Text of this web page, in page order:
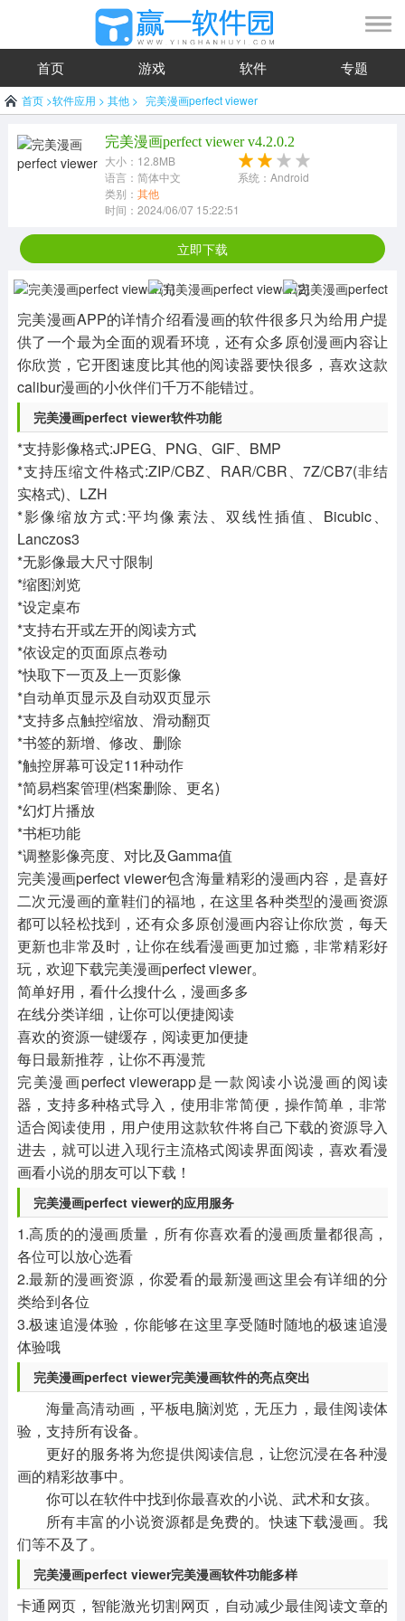
首页 游戏 软件 专题
首页 >软件应用 > 其他 > 完美漫画perfect viewer
完美漫画perfect viewer v4.2.0.2
大小：12.8MB
语言：简体中文
系统：Android
类别： 其他
时间：2024/06/07 15:22:51
立即下载
完美漫画APP的详情介绍看漫画的软件很多只为给用户提
供了一个最为全面的观看环境，还有众多原创漫画内容让
你欣赏，它开图速度比其他的阅读器要快很多，喜欢这款
calibur漫画的小伙伴们千万不能错过。
完美漫画perfect viewer软件功能
*支持影像格式:JPEG、PNG、GIF、BMP
*支持压缩文件格式:ZIP/CBZ、RAR/CBR、7Z/CB7(非结
实格式)、LZH
*影像缩放方式:平均像素法、双线性插值、Bicubic、
Lanczos3
*无影像最大尺寸限制
*缩图浏览
*设定桌布
*支持右开或左开的阅读方式
*依设定的页面原点卷动
*快取下一页及上一页影像
*自动单页显示及自动双页显示
*支持多点触控缩放、滑动翻页
*书签的新增、修改、删除
*触控屏幕可设定11种动作
*简易档案管理(档案删除、更名)
*幻灯片播放
*书柜功能
*调整影像亮度、对比及Gamma值
完美漫画perfect viewer包含海量精彩的漫画内容，是喜好
二次元漫画的童鞋们的福地，在这里各种类型的漫画资源
都可以轻松找到，还有众多原创漫画内容让你欣赏，每天
更新也非常及时，让你在线看漫画更加过瘾，非常精彩好
玩，欢迎下载完美漫画perfect viewer。
简单好用，看什么搜什么，漫画多多
在线分类详细，让你可以便捷阅读
喜欢的资源一键缓存，阅读更加便捷
每日最新推荐，让你不再漫荒
完美漫画perfect viewerapp是一款阅读小说漫画的阅读
器，支持多种格式导入，使用非常简便，操作简单，非常
适合阅读使用，用户使用这款软件将自己下载的资源导入
进去，就可以进入现行主流格式阅读界面阅读，喜欢看漫
画看小说的朋友可以下载！
完美漫画perfect viewer的应用服务
1.高质的的漫画质量，所有你喜欢看的漫画质量都很高，
各位可以放心选看
2.最新的漫画资源，你爱看的最新漫画这里会有详细的分
类给到各位
3.极速追漫体验，你能够在这里享受随时随地的极速追漫
体验哦
完美漫画perfect viewer完美漫画软件的亮点突出
海量高清动画，平板电脑浏览，无压力，最佳阅读体
验，支持所有设备。
更好的服务将为您提供阅读信息，让您沉浸在各种漫
画的精彩故事中。
你可以在软件中找到你最喜欢的小说、武术和女孩。
所有丰富的小说资源都是免费的。快速下载漫画。我
们等不及了。
完美漫画perfect viewer完美漫画软件功能多样
卡通网页，智能激光切割网页，自动减少最佳阅读文章的